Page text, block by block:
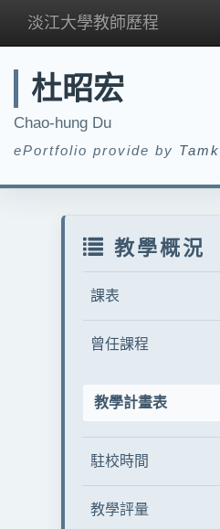
淡江大學教師歷程
杜昭宏
Chao-hung Du
ePortfolio provide by
教學概況
課表
曾任課程
教學計畫表
駐校時間
教學評量